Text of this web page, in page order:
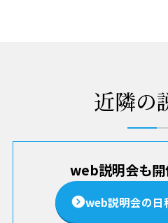
近隣の
web説明会も開
web説明会の日